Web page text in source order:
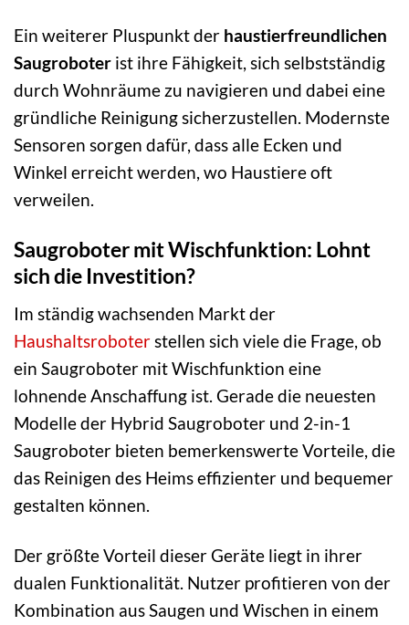
Ein weiterer Pluspunkt der haustierfreundlichen
Saugroboter ist ihre Fähigkeit, sich selbstständig
durch Wohnräume zu navigieren und dabei eine
gründliche Reinigung sicherzustellen. Modernste
Sensoren sorgen dafür, dass alle Ecken und
Winkel erreicht werden, wo Haustiere oft
verweilen.
Saugroboter mit Wischfunktion: Lohnt
sich die Investition?
Im ständig wachsenden Markt der
Haushaltsroboterstellen sich viele die Frage, ob
ein Saugroboter mit Wischfunktion eine
lohnende Anschaffung ist. Gerade die neuesten
Modelle der Hybrid Saugroboter und 2-in-1
Saugroboter bieten bemerkenswerte Vorteile, die
das Reinigen des Heims effizienter und bequemer
gestalten können.
Der größte Vorteil dieser Geräte liegt in ihrer
dualen Funktionalität. Nutzer profitieren von der
Kombination aus Saugen und Wischen in einem